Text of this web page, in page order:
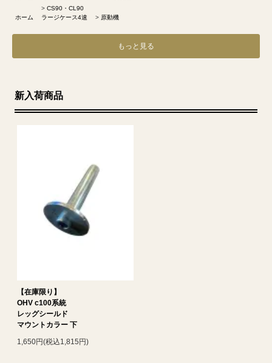
ホーム
> CS90・CL90
ラージケース4速
> 原動機
もっと見る
新入荷商品
【在庫限り】
OHV c100系統
レッグシールド
マウントカラー 下
1,650円(税込1,815円)